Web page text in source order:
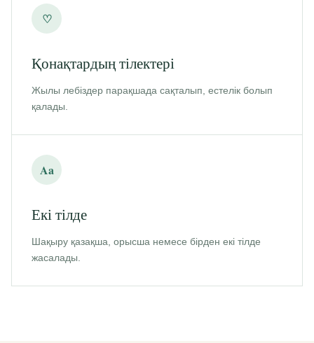
♡
Қонақтардың тілектері
Жылы лебіздер парақшада сақталып, естелік болып
қалады.
Aa
Екі тілде
Шақыру қазақша, орысша немесе бірден екі тілде
жасалады.